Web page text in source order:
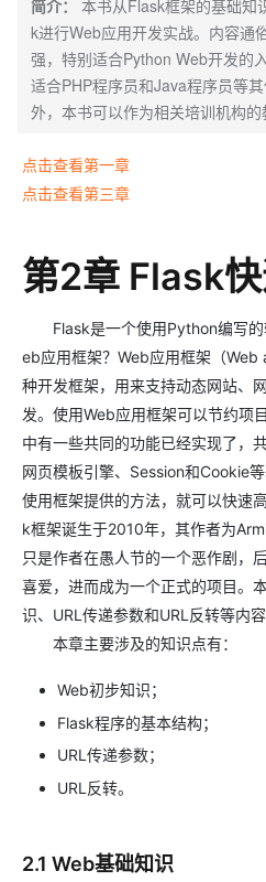
简介：
本书从Flask框架的基础知
k进行Web应用开发实战。内容通
强，特别适合Python Web开发的
适合PHP程序员和Java程序员等
外，本书可以作为相关培训机构的
点击查看第一章
点击查看第三章
第2章 Flask
Flask是一个使用Python编写的
eb应用框架？Web应用框架（
种开发框架，用来支持动态网站、
发。使用Web应用框架可以节约项
中有一些共同的功能已经实现了，
网页模板引擎、Session和Cookie
使用框架提供的方法，就可以快速
k框架诞生于2010年，其作者为
只是作者在愚人节的一个恶作剧，
喜爱，进而成为一个正式的项目。
识、URL传递参数和URL反转等内容
本章主要涉及的知识点有：
Web初步知识；
Flask程序的基本结构；
URL传递参数；
URL反转。
2.1 Web基础知识